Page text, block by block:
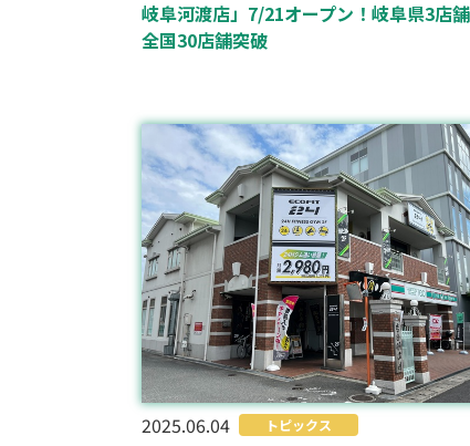
岐阜河渡店」7/21オープン！岐阜県3店舗
全国30店舗突破
2025.06.04 トピックス